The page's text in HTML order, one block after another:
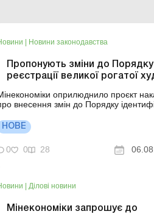
Новини законодавства
Пропонують зміни до Порядку
реєстрації великої рогатої
оприлюднило проєкт
внесення змін до Порядку
оформлення і видачі паспорта
рогатої худоби. Що передбачає
розташована на тимчасово
НОВЕ
0 0 28
Ділові новини
Мінекономіки запрошує до